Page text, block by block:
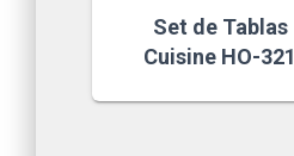
Set de Tablas
Cuisine HO-321